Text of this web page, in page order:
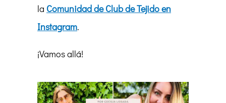
la Comunidad de Club de Tejido en
Instagram.
¡Vamos allá!